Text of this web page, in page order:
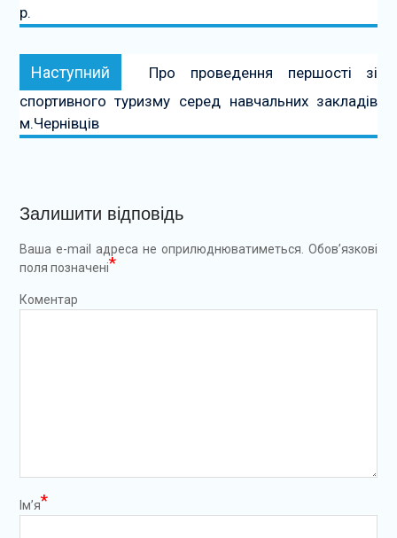
р.
Наступний Наступний:
Про проведення першості зі
спортивного туризму серед навчальних закладів
м.Чернівців
Залишити відповідь
Ваша e-mail адреса не оприлюднюватиметься. Обов’язкові
поля позначені*
Коментар
Ім’я*